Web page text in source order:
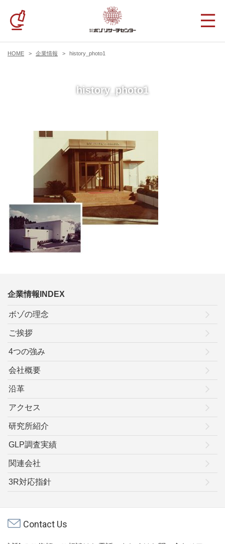
HOME 企業情報 history_photo1
history_photo1
企業情報INDEX
ボゾの理念
ご挨拶
4つの強み
会社概要
沿革
アクセス
研究所紹介
GLP調査実績
関連会社
3R対応指針
Contact Us